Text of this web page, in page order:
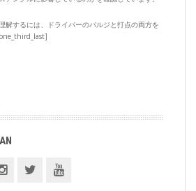
解するには、ドライバーのバルジと打点の両方を